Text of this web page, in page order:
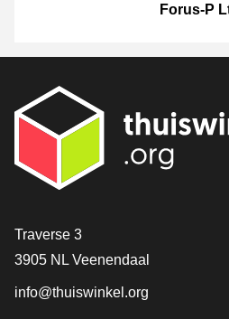
Forus-P
Contact
Traverse 3
3905 NL Veenendaal
info@thuiswinkel.org